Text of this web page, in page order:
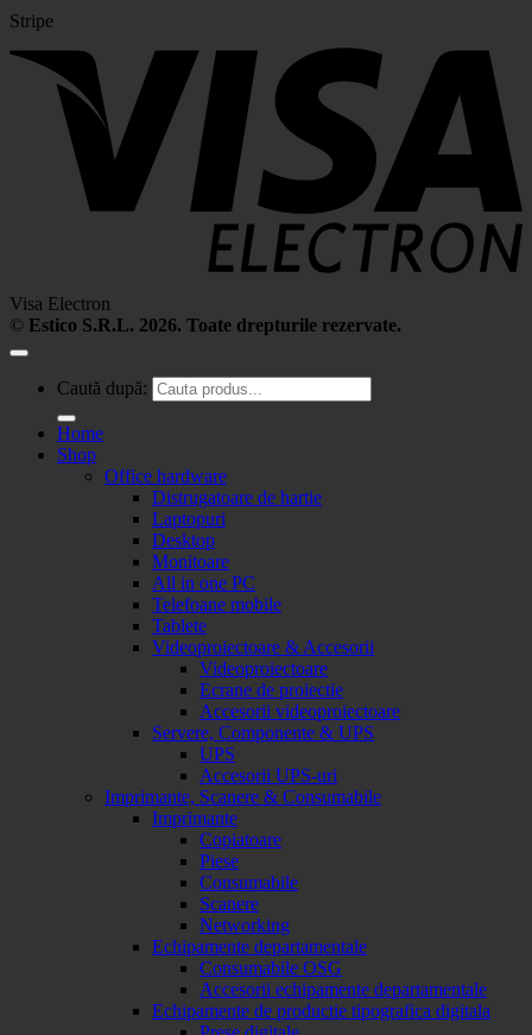
Stripe
Visa Electron
© Estico S.R.L. 2026. Toate drepturile rezervate.
Caută după:
Home
Shop
Office hardware
Distrugatoare de hartie
Laptopuri
Desktop
Monitoare
All in one PC
Telefoane mobile
Tablete
Videoproiectoare & Accesorii
Videoproiectoare
Ecrane de proiectie
Accesorii videoproiectoare
Servere, Componente & UPS
UPS
Accesorii UPS-uri
Imprimante, Scanere & Consumabile
Imprimante
Copiatoare
Piese
Consumabile
Scanere
Networking
Echipamente departamentale
Consumabile OSG
Accesorii echipamente departamentale
Echipamente de productie tipografica digitala